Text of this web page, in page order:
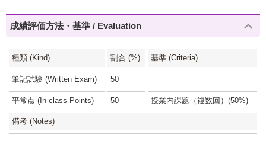
成績評価方法・基準 / Evaluation
種類 (Kind) 割合 (%) 基準 (Criteria)
筆記試験 (Written Exam) 50
平常点 (In-class Points) 50 授業内課題（複数回）(50%)
備考 (Notes)